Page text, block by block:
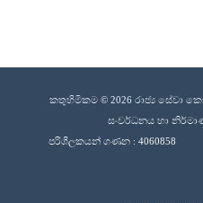
කතුහිමිකම © 2026 රාජ්‍ය සේවා
සංවර්ධනය හා
පරිශීලකයන් ගණන : 4060858